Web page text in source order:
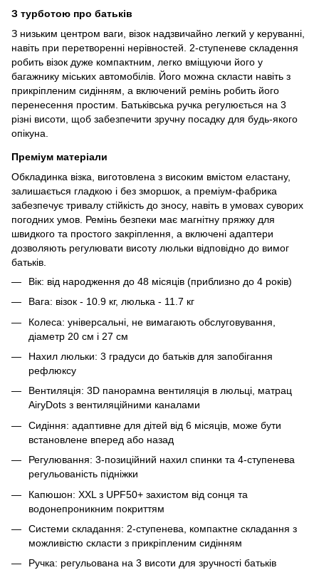
З турботою про батьків
З низьким центром ваги, візок надзвичайно легкий у керуванні,
навіть при перетворенні нерівностей. 2-ступеневе складення
робить візок дуже компактним, легко вміщуючи його у
багажнику міських автомобілів. Його можна скласти навіть з
прикріпленим сидінням, а включений ремінь робить його
перенесення простим. Батьківська ручка регулюється на 3
різні висоти, щоб забезпечити зручну посадку для будь-якого
опікуна.
Преміум матеріали
Обкладинка візка, виготовлена з високим вмістом еластану,
залишається гладкою і без зморшок, а преміум-фабрика
забезпечує тривалу стійкість до зносу, навіть в умовах суворих
погодних умов. Ремінь безпеки має магнітну пряжку для
швидкого та простого закріплення, а включені адаптери
дозволяють регулювати висоту люльки відповідно до вимог
батьків.
Вік: від народження до 48 місяців (приблизно до 4 років)
Вага: візок - 10.9 кг, люлька - 11.7 кг
Колеса: універсальні, не вимагають обслуговування,
діаметр 20 см і 27 см
Нахил люльки: 3 градуси до батьків для запобігання
рефлюксу
Вентиляція: 3D панорамна вентиляція в люльці, матрац
AiryDots з вентиляційними каналами
Сидіння: адаптивне для дітей від 6 місяців, може бути
встановлене вперед або назад
Регулювання: 3-позиційний нахил спинки та 4-ступенева
регульованість підніжки
Капюшон: XXL з UPF50+ захистом від сонця та
водонепроникним покриттям
Системи складання: 2-ступенева, компактне складання з
можливістю скласти з прикріпленим сидінням
Ручка: регульована на 3 висоти для зручності батьків